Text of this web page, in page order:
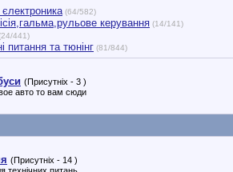
(64/582)
керування (14/141)
441)
питання та тюнінг (81/844)
(Присутніх - 3 )
авто то вам сюди
(Присутніх - 14 )